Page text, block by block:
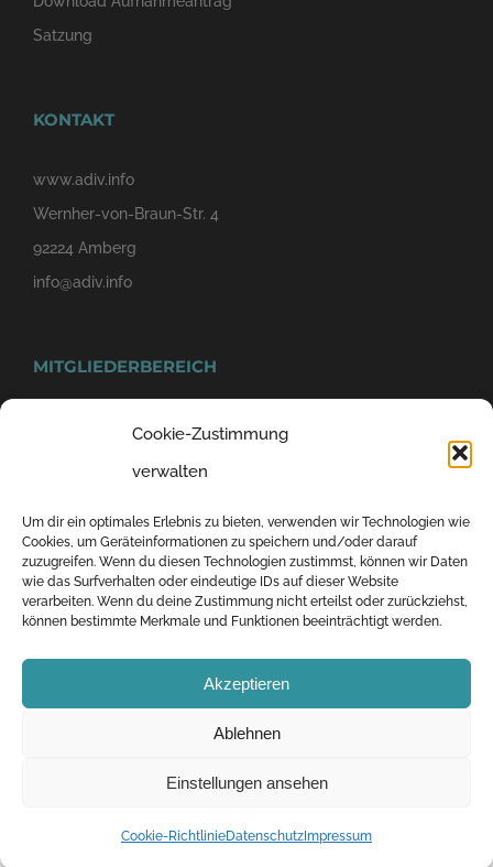
Cookie-Zustimmung
verwalten
Um dir ein optimales Erlebnis zu bieten, verwenden wir Technologien wie
Cookies, um Geräteinformationen zu speichern und/oder darauf
zuzugreifen. Wenn du diesen Technologien zustimmst, können wir Daten
wie das Surfverhalten oder eindeutige IDs auf dieser Website
verarbeiten. Wenn du deine Zustimmung nicht erteilst oder zurückziehst,
können bestimmte Merkmale und Funktionen beeinträchtigt werden.
Akzeptieren
Ablehnen
Einstellungen ansehen
Cookie-RichtlinieDatenschutz Impressum
Satzung
KONTAKT
www.adiv.info
Wernher-von-Braun-Str. 4
92224 Amberg
info@adiv.info
MITGLIEDERBEREICH
© 2019-2023 ADIV - Allgemeiner Deutscher Industriebodenverein e.V. |
Alle Rechte vorbehalten. |
Mail